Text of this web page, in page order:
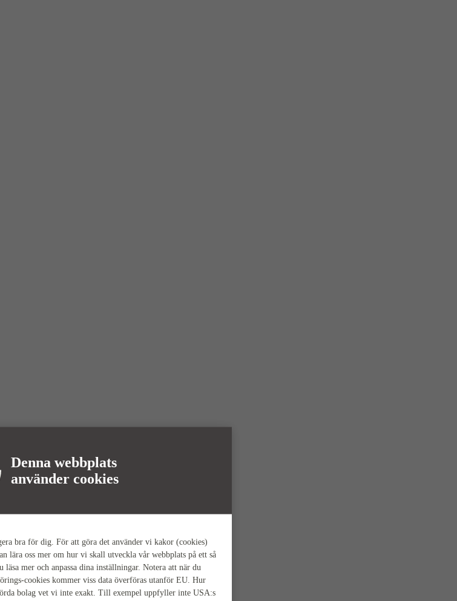
Denna webbplats
använder cookies
bra för dig. För att göra det använder vi kakor (cookies)
lära oss mer om hur vi skall utveckla vår webbplats på ett så
mer och anpassa dina inställningar. Notera att när du
cookies kommer viss data överföras utanför EU. Hur
bolag vet vi inte exakt. Till exempel uppfyller inte USA:s